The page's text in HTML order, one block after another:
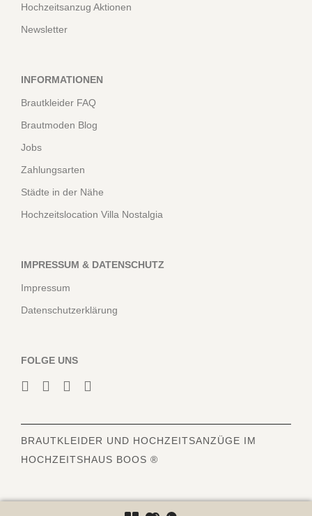
Hochzeitsanzug Aktionen
Newsletter
INFORMATIONEN
Brautkleider FAQ
Brautmoden Blog
Jobs
Zahlungsarten
Städte in der Nähe
Hochzeitslocation Villa Nostalgia
IMPRESSUM & DATENSCHUTZ
Impressum
Datenschutzerklärung
FOLGE UNS
BRAUTKLEIDER UND HOCHZEITSANZÜGE IM
HOCHZEITSHAUS BOOS ®